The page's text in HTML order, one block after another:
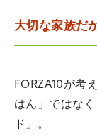
大切な家族だ
FORZA10が考
はん」ではな
ド」。